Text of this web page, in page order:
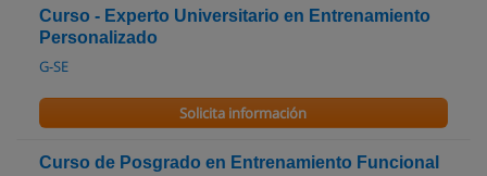
Curso - Experto Universitario en Entrenamiento
Personalizado
G-SE
Solicita información
Curso de Posgrado en Entrenamiento Funcional